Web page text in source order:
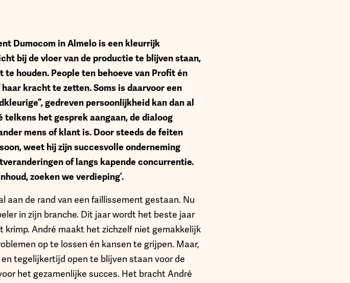
Dumocom in Almelo is een kleurrijk
bij de vloer van de productie te blijven staan,
houden. People ten behoeve van Profit én
kracht te zetten. Soms is daarvoor een
gedreven persoonlijkheid kan dan al
het gesprek aangaan, de dialoog
mens of klant is. Door steeds de feiten
weet hij zijn succesvolle onderneming
of langs kapende concurrentie.
zoeken we verdieping’.
aan de rand van een faillissement gestaan. Nu
in zijn branche. Dit jaar wordt het beste jaar
André maakt het zichzelf niet gemakkelijk
op te lossen én kansen te grijpen. Maar,
tegelijkertijd open te blijven staan voor de
het gezamenlijke succes. Het bracht André